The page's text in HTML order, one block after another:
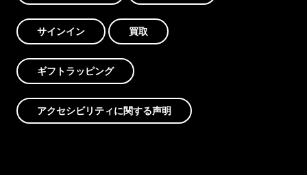
サインイン 買取
ギフトラッピング
アクセシビリティに関する声明